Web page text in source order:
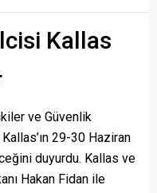
Kallas
ve Güvenlik
29-30 Haziran
duyurdu. Kallas ve
Hakan Fidan ile